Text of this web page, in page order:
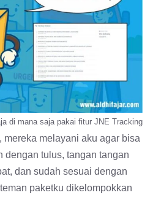
di mana saja pakai fitur JNE Tracking
mereka melayani aku agar bisa
dengan tulus, tangan tangan
dan sudah sesuai dengan
paketku dikelompokkan